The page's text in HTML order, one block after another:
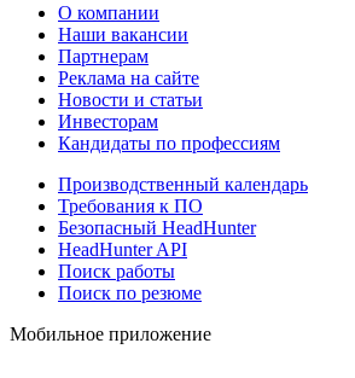
О компании
Наши вакансии
Партнерам
Реклама на сайте
Новости и статьи
Инвесторам
Кандидаты по профессиям
Производственный календарь
Требования к ПО
Безопасный HeadHunter
HeadHunter API
Поиск работы
Поиск по резюме
Мобильное приложение